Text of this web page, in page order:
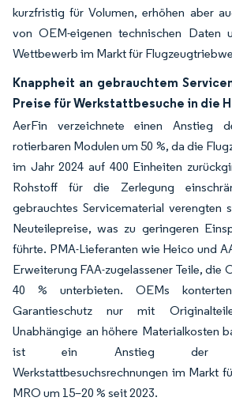
kurzfristig für Volumen, erhöhen aber
von OEM-eigenen technischen Daten
Wettbewerb im Markt für
Knappheit an gebrauchtem
Preise für Werkstattbesuche in die
AerFin verzeichnete einen Anstieg
rotierbaren Modulen um 50 %, da die
im Jahr 2024 auf 400 Einheiten
Rohstoff für die Zerlegung
gebrauchtes Servicematerial verengten
Neuteilepreise, was zu geringeren
führte. PMA-Lieferanten wie Heico und
Erweiterung FAA-zugelassener Teile, die
40 % unterbieten. OEMs
Garantieschutz nur mit
Unabhängige an höhere Materialkosten
ist ein Anstieg der
Werkstattbesuchsrechnungen im Markt
MRO um 15–20 % seit 2023.